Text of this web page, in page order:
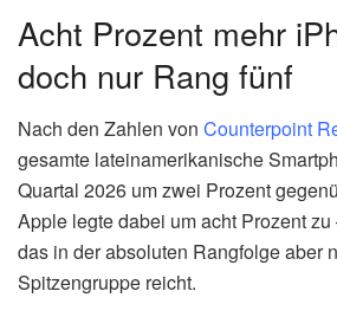
Acht Prozent mehr
doch nur Rang fünf
Nach den Zahlen von Counterpoint
gesamte lateinamerikanische
Quartal 2026 um zwei Prozent
Apple legte dabei um acht Prozent
das in der absoluten Rangfolge aber
Spitzengruppe reicht.